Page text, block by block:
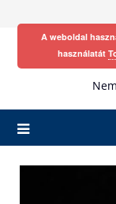
A weboldal
használatát